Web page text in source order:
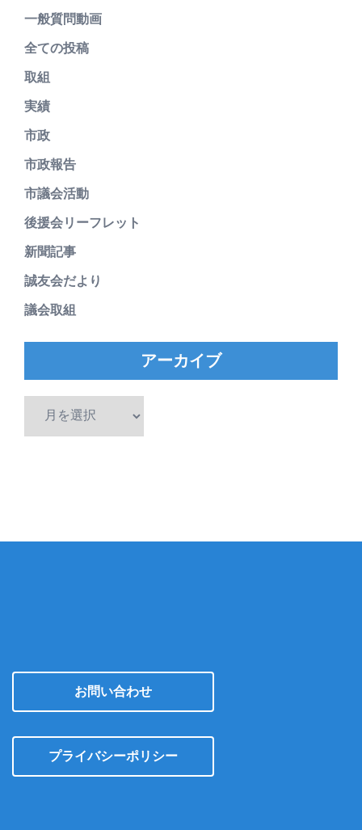
一般質問動画
全ての投稿
取組
実績
市政
市政報告
市議会活動
後援会リーフレット
新聞記事
誠友会だより
議会取組
アーカイブ
お問い合わせ
プライバシーポリシー